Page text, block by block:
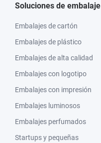
Soluciones de embalaje
Embalajes de cartón
Embalajes de plástico
Embalajes de alta calidad
Embalajes con logotipo
Embalajes con impresión
Embalajes luminosos
Embalajes perfumados
Startups y pequeñas